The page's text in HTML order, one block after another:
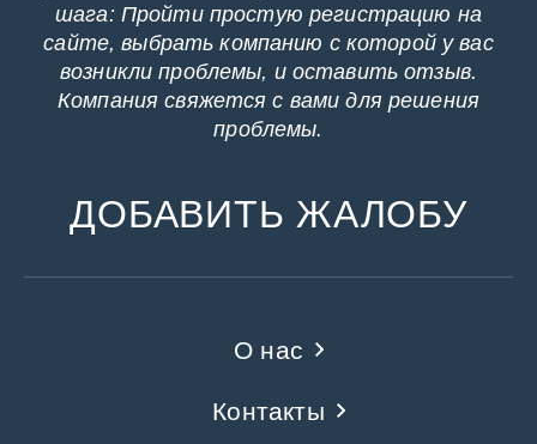
шага: Пройти простую регистрацию на
сайте, выбрать компанию с которой у вас
возникли проблемы, и оставить отзыв.
Компания свяжется с вами для решения
проблемы.
ДОБАВИТЬ ЖАЛОБУ
О нас
Контакты